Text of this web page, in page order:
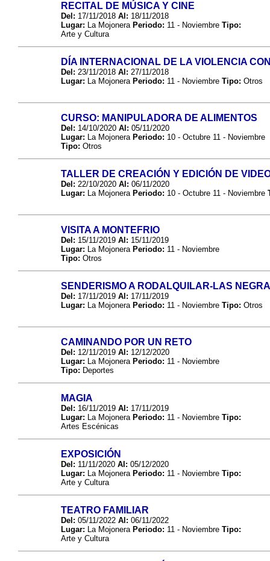
RECITAL DE MÚSICA Y CINE
Del: 17/11/2018 Al: 18/11/2018
Lugar: La MojoneraPeriodo: 11 - Noviembre Tipo:
Arte y Cultura
DÍA INTERNACIONAL DE LA VIOLENCIA
Del: 23/11/2018 Al: 27/11/2018
Lugar: La MojoneraPeriodo: 11 - Noviembre Tipo: Otros
CURSO: MANIPULADORA DE ALIMENTOS
Del: 14/10/2020 Al: 05/11/2020
Lugar: La MojoneraPeriodo: 10 - Octubre 11 - Noviembre
Tipo: Otros
TALLER DE CREACIÓN Y EDICIÓN DE
Del: 22/10/2020 Al: 06/11/2020
Lugar: La MojoneraPeriodo: 10 - Octubre 11 - Noviembre
VISITA A MONTEFRIO
Del: 15/11/2019 Al: 15/11/2019
Lugar: La MojoneraPeriodo: 11 - Noviembre
Tipo: Otros
SENDERISMO A RODALQUILAR-LAS
Del: 17/11/2019 Al: 17/11/2019
Lugar: La MojoneraPeriodo: 11 - Noviembre Tipo: Otros
CAMINANDO POR UN RETO
Del: 12/11/2019 Al: 12/12/2020
Lugar: La MojoneraPeriodo: 11 - Noviembre
Tipo: Deportes
MAGIA
Del: 16/11/2019 Al: 17/11/2019
Lugar: La MojoneraPeriodo: 11 - Noviembre Tipo:
Artes Escénicas
EXPOSICIÓN
Del: 11/11/2020 Al: 05/12/2020
Lugar: La MojoneraPeriodo: 11 - Noviembre Tipo:
Arte y Cultura
TEATRO FAMILIAR
Del: 05/11/2022 Al: 06/11/2022
Lugar: La MojoneraPeriodo: 11 - Noviembre Tipo:
Arte y Cultura